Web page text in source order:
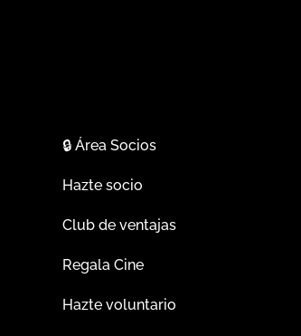
🔒Área Socios
Hazte socio
Club de ventajas
Regala Cine
Hazte voluntario